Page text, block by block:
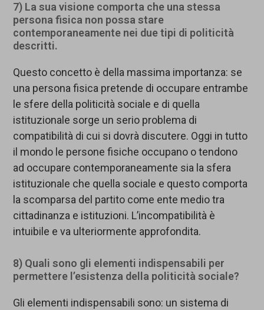
7) La sua visione comporta che una stessa
persona fisica non possa stare
contemporaneamente nei due tipi di politicità
descritti.
Questo concetto è della massima importanza: se
una persona fisica pretende di occupare entrambe
le sfere della politicità sociale e di quella
istituzionale sorge un serio problema di
compatibilità di cui si dovrà discutere. Oggi in tutto
il mondo le persone fisiche occupano o tendono
ad occupare contemporaneamente sia la sfera
istituzionale che quella sociale e questo comporta
la scomparsa del partito come ente medio tra
cittadinanza e istituzioni. L’incompatibilità è
intuibile e va ulteriormente approfondita.
8) Quali sono gli elementi indispensabili per
permettere l’esistenza della politicità sociale?
Gli elementi indispensabili sono: un sistema di